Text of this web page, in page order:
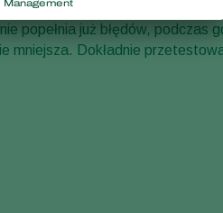
z doświadczeniem w
popełnia już błędów, podczas
Dokładnie